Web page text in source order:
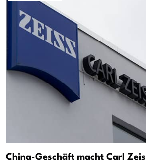
China-Geschäft macht Carl